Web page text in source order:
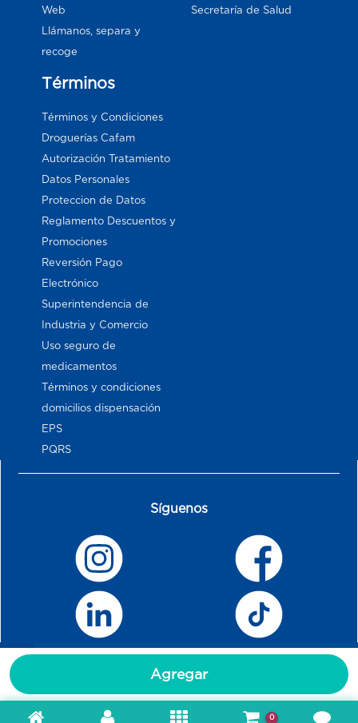
Agregar
Web
Llámanos, separa y
recoge
Secretaría de Salud
Términos
Términos y Condiciones
Droguerías Cafam
Autorización Tratamiento
Datos Personales
Proteccion de Datos
Reglamento Descuentos y
Promociones
Reversión Pago
Electrónico
Superintendencia de
Industria y Comercio
Uso seguro de
medicamentos
Términos y condiciones
domicilios dispensación
EPS
PQRS
Síguenos
0